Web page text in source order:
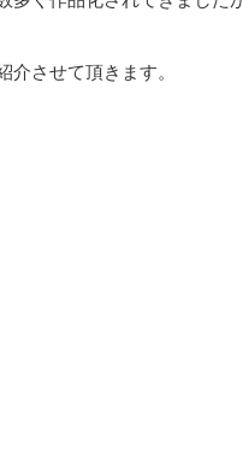
させて頂きます。